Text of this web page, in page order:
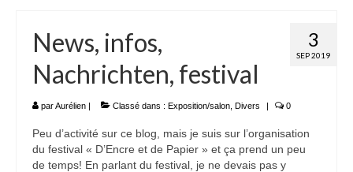
3
SEP 2019
News, infos,
Nachrichten, festival
parAurélien | Classé dans : Exposition/salon Divers | 0
Peu d’activité sur ce blog, mais je suis sur l’organisation
du festival « D’Encre et de Papier » et ça prend un peu
de temps! En parlant du festival, je ne devais pas y